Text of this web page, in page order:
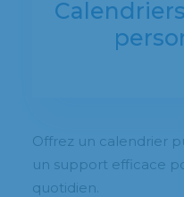
Offrez un calendrier
un support efficace
quotidien.